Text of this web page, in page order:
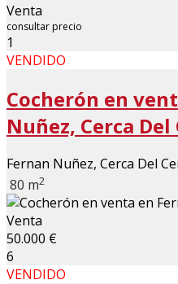
Venta
consultar precio
1
VENDIDO
Cocherón en
Nuñez, Cerca
Fernan Nuñez, Cerca Del
80 m2
Venta
50.000 €
6
VENDIDO